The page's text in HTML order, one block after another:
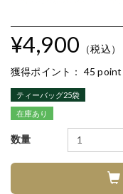
¥4,900 （税込）
獲得ポイント： 45 point
ティーバッグ25袋
在庫あり
数量